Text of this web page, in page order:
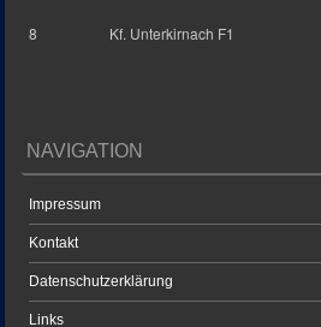
8 Kf. Unterkirnach F1
NAVIGATION
Impressum
Kontakt
Datenschutzerklärung
Links